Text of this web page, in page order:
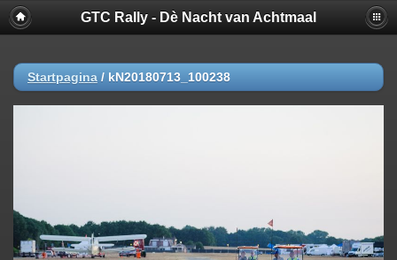
GTC Rally - Dè Nacht van Achtmaal
Startpagina / kN20180713_100238